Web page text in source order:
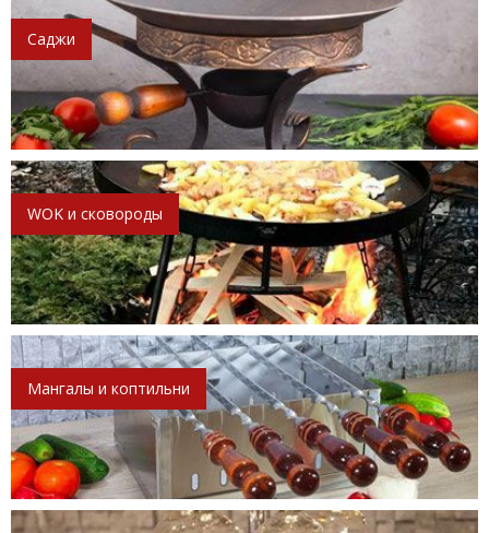
Саджи
WOK и сковороды
Мангалы и коптильни